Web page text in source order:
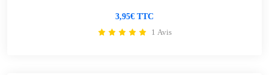
3,95€ TTC
1 Avis